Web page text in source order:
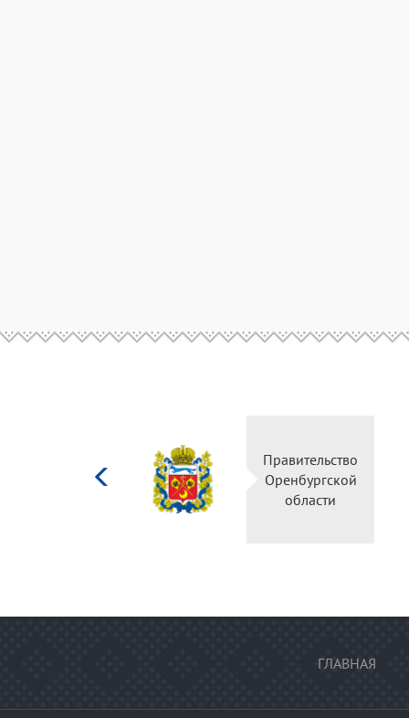
Правительство
Оренбургской
области
ГЛАВНАЯ